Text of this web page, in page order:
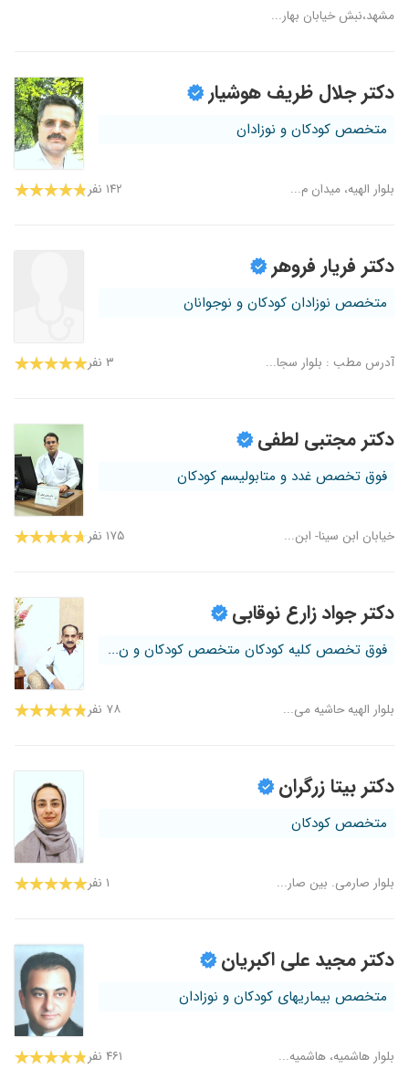
مشهد،نبش خیابان بهار...
دکتر جلال ظریف هوشیار
متخصص کودکان و نوزادان
بلوار الهیه، میدان م... ۱۴۲ نفر
دکتر فریار فروهر
متخصص نوزادان کودکان و نوجوانان
آدرس مطب : بلوار سجا... ۳ نفر
دکتر مجتبی لطفی
فوق تخصص غدد و متابولیسم کودکان
خیابان ابن سینا- ابن... ۱۷۵ نفر
دکتر جواد زارع نوقابی
فوق تخصص کلیه کودکان متخصص کودکان و ن...
بلوار الهیه حاشیه می... ۷۸ نفر
دکتر بیتا زرگران
متخصص کودکان
بلوار صارمی. بین صار... ۱ نفر
دکتر مجید علی اکبریان
متخصص بیماریهای کودکان و نوزادان
بلوار هاشمیه، هاشمیه... ۴۶۱ نفر